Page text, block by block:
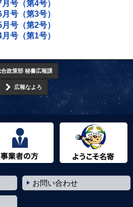
号（第4号）
号（第3号）
号（第2号）
号（第1号）
合政策部 秘書広報課
広報なよろ
お問い合わせ